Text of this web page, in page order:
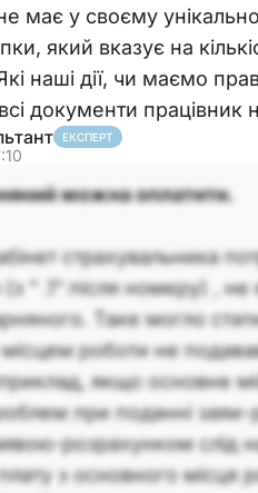
має у своєму
який вказує на
наші дії, чи маємо
документи працівник
ЕКСПЕРТ
можна оплатити.
страхувальника
(з " .1" після номеру) ,
Таке могло
роботи не подавав
якщо основне
при поданні заяи-
розрахунком слід
з основного місця